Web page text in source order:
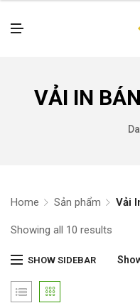
VẢI IN
Home Sản phẩm Vải
Showing all 10 results
SHOW SIDEBAR